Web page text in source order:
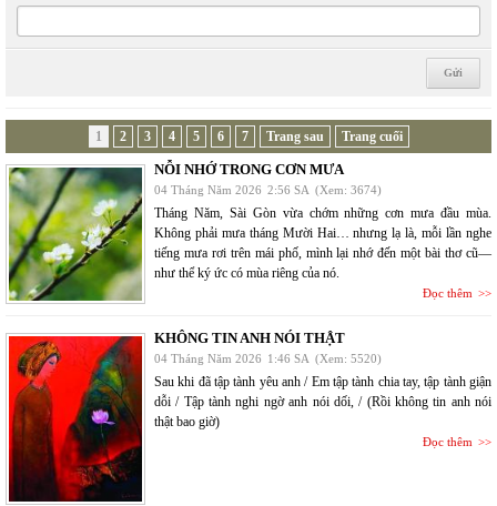
1 2 3 4 5 6 7 Trang sau Trang cuối
NỖI NHỚ TRONG CƠN MƯA
04 Tháng Năm 2026 2:56 SA (Xem: 3674)
Tháng Năm, Sài Gòn vừa chớm những cơn mưa đầu mùa.
Không phải mưa tháng Mười Hai… nhưng lạ là, mỗi lần nghe
tiếng mưa rơi trên mái phố, mình lại nhớ đến một bài thơ cũ—
như thể ký ức có mùa riêng của nó.
Đọc thêm
KHÔNG TIN ANH NÓI THẬT
04 Tháng Năm 2026 1:46 SA (Xem: 5520)
Sau khi đã tập tành yêu anh / Em tập tành chia tay, tập tành giận
dỗi / Tập tành nghi ngờ anh nói dối, / (Rồi không tin anh nói
thật bao giờ)
Đọc thêm